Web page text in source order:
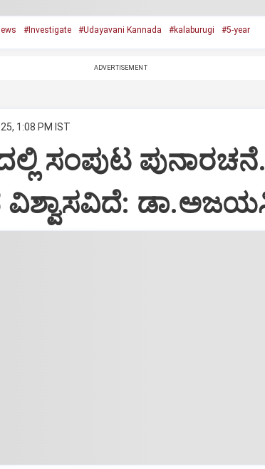
#Investigate #Udayavani Kannada #kalaburugi #5-year
ADVERTISEMENT
1:08 PM IST
ಸಂಪುಟ
ವಿಶ್ವಾಸವಿದೆ: